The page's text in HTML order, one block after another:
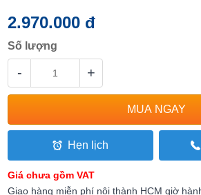
2.970.000 đ
Số lượng
- +
Hẹn lịch
Giá chưa gồm VAT
Giao hàng miễn phí nội thành HCM giờ